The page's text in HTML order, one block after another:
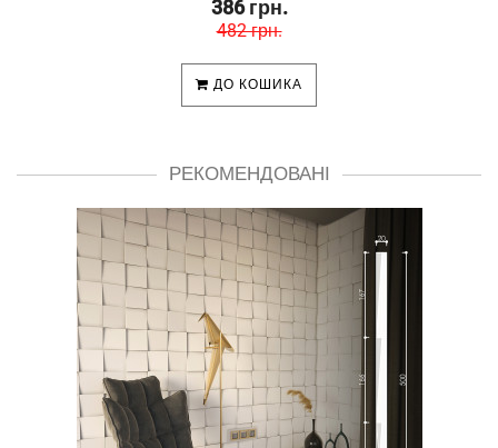
386 грн.
482 грн.
ДО КОШИКА
РЕКОМЕНДОВАНІ